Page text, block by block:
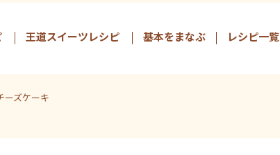
王道スイーツレシピ 基本をまなぶ レシピ一覧
ーズケーキ